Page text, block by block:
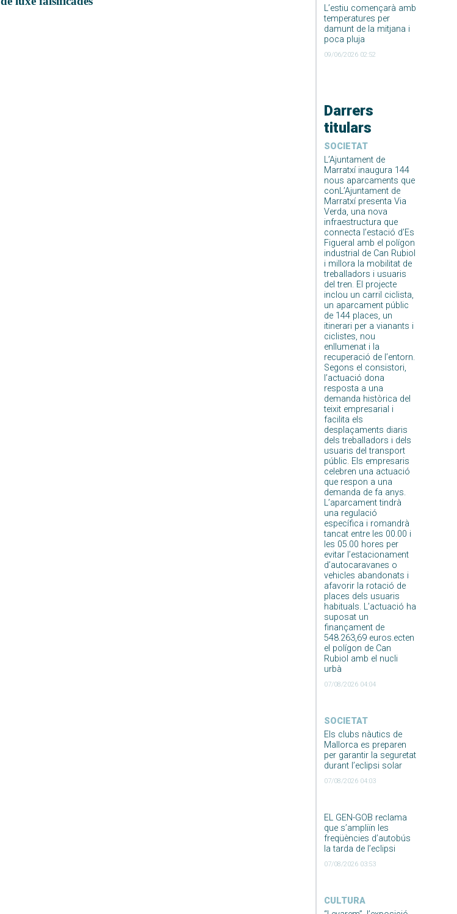
L’estiu començarà amb
temperatures per
damunt de la mitjana i
poca pluja
09/06/2026 02:52
Darrers
titulars
SOCIETAT
L’Ajuntament de
Marratxí inaugura 144
nous aparcaments que
conL’Ajuntament de
Marratxí presenta Via
Verda, una nova
infraestructura que
connecta l’estació d’Es
Figueral amb el polígon
industrial de Can Rubiol
i millora la mobilitat de
treballadors i usuaris
del tren. El projecte
inclou un carril ciclista,
un aparcament públic
de 144 places, un
itinerari per a vianants i
ciclistes, nou
enllumenat i la
recuperació de l’entorn.
Segons el consistori,
l’actuació dona
resposta a una
demanda històrica del
teixit empresarial i
facilita els
desplaçaments diaris
dels treballadors i dels
usuaris del transport
públic. Els empresaris
celebren una actuació
que respon a una
demanda de fa anys.
L’aparcament tindrà
una regulació
específica i romandrà
tancat entre les 00.00 i
les 05.00 hores per
evitar l’estacionament
d’autocaravanes o
vehicles abandonats i
afavorir la rotació de
places dels usuaris
habituals. L’actuació ha
suposat un
finançament de
548.263,69 euros.ecten
el polígon de Can
Rubiol amb el nucli
urbà
07/08/2026 04:04
SOCIETAT
Els clubs nàutics de
Mallorca es preparen
per garantir la seguretat
durant l’eclipsi solar
07/08/2026 04:03
EL GEN-GOB reclama
que s’ampliïn les
freqüències d’autobús
la tarda de l’eclipsi
07/08/2026 03:53
CULTURA